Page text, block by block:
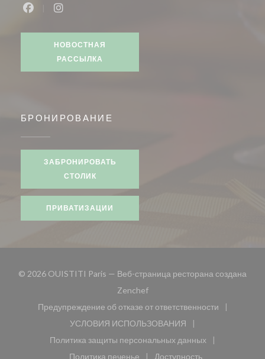
НОВОСТНАЯ
РАССЫЛКА
БРОНИРОВАНИЕ
ЗАБРОНИРОВАТЬ
СТОЛИК
ПРИВАТИЗАЦИИ
© 2026 OUISTITI Paris — Веб-страница ресторана создана
Zenchef((открывается в новом окне))
Предупреждение об отказе от ответственности
((открывается в новом окне))
УСЛОВИЯ ИСПОЛЬЗОВАНИЯ
((открывается в новом окне))
Политика защиты персональных данных
((открывается в новом окне))
Политика печенье
Доступность